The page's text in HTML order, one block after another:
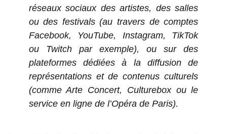
réseaux sociaux des artistes, des salles
ou des festivals (au travers de comptes
Facebook, YouTube, Instagram, TikTok
ou Twitch par exemple), ou sur des
plateformes dédiées à la diffusion de
représentations et de contenus culturels
(comme Arte Concert, Culturebox ou le
service en ligne de l’Opéra de Paris).